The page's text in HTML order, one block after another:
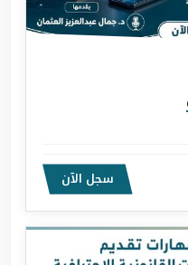
سجل الآن